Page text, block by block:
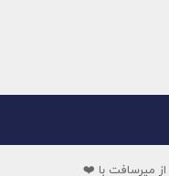
از میرسافت با ❤️